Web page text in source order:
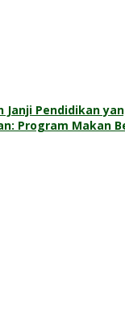
Janji Pendidikan
Program Makan